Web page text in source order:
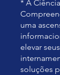
* A
uma
elevar
soluções